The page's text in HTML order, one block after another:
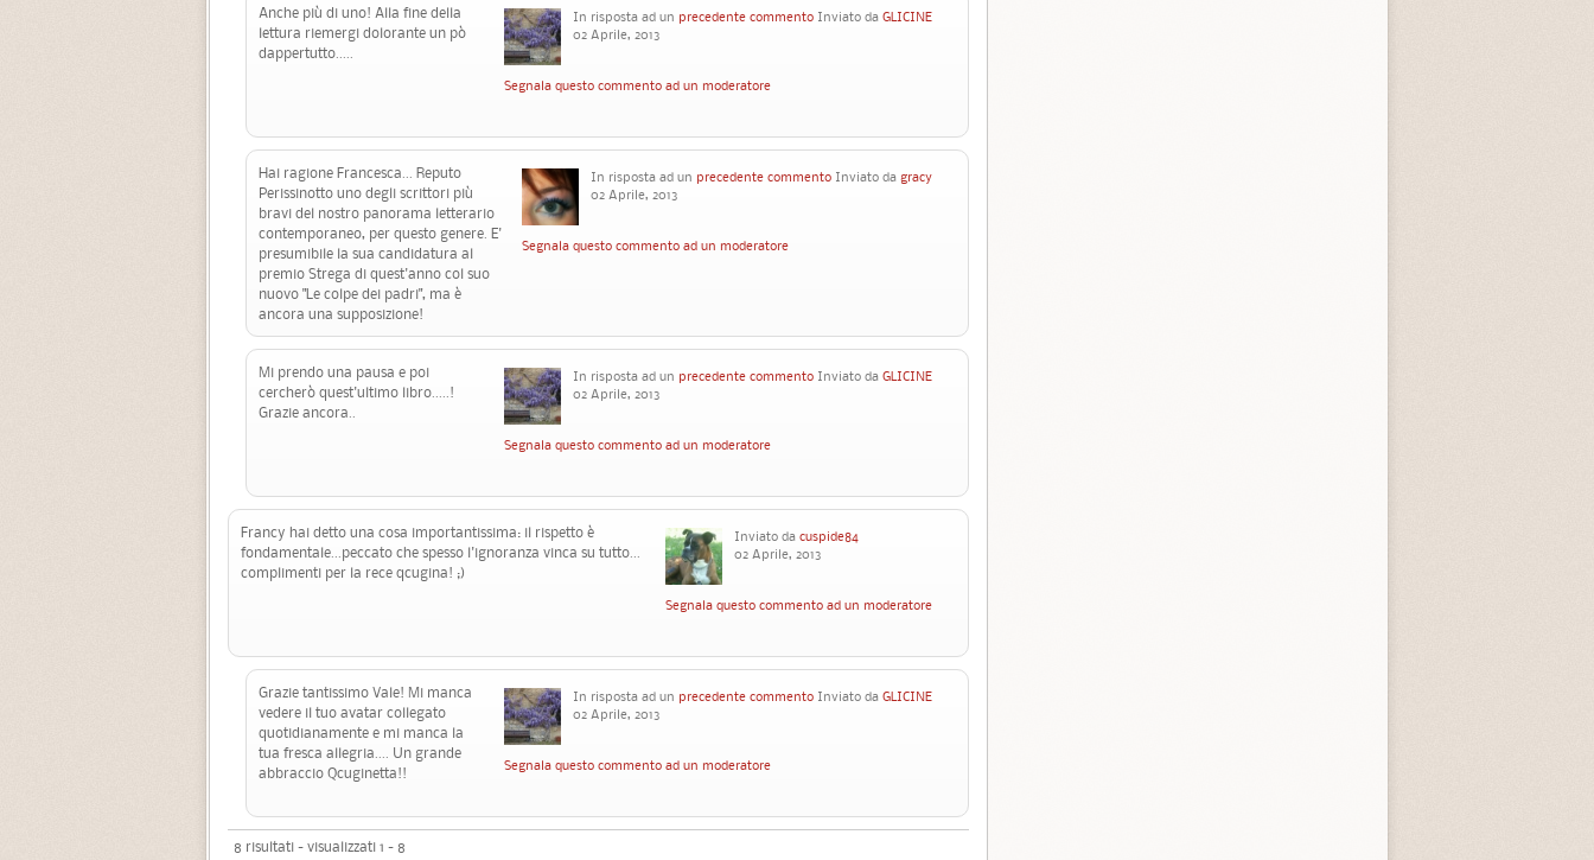
In risposta ad un precedente commento Inviato daGLICINE
02 Aprile, 2013
Segnala questo commento ad un moderatore
Anche più di uno! Alla fine della
lettura riemergi dolorante un pò
dappertutto.....
In risposta ad un precedente commento Inviato dagracy
02 Aprile, 2013
Segnala questo commento ad un moderatore
Hai ragione Francesca... Reputo
Perissinotto uno degli scrittori più
bravi del nostro panorama letterario
contemporaneo, per questo genere. E'
presumibile la sua candidatura al
premio Strega di quest'anno col suo
nuovo "Le colpe dei padri", ma è
ancora una supposizione!
In risposta ad un precedente commento Inviato daGLICINE
02 Aprile, 2013
Segnala questo commento ad un moderatore
Mi prendo una pausa e poi
cercherò quest'ultimo libro.....!
Grazie ancora..
Inviato dacuspide84
02 Aprile, 2013
Segnala questo commento ad un moderatore
Francy hai detto una cosa importantissima: il rispetto è
fondamentale...peccato che spesso l'ignoranza vinca su tutto...
complimenti per la rece qcugina! ;)
In risposta ad un precedente commento Inviato daGLICINE
02 Aprile, 2013
Segnala questo commento ad un moderatore
Grazie tantissimo Vale! Mi manca
vedere il tuo avatar collegato
quotidianamente e mi manca la
tua fresca allegria.... Un grande
abbraccio Qcuginetta!!
8 risultati - visualizzati 1 - 8